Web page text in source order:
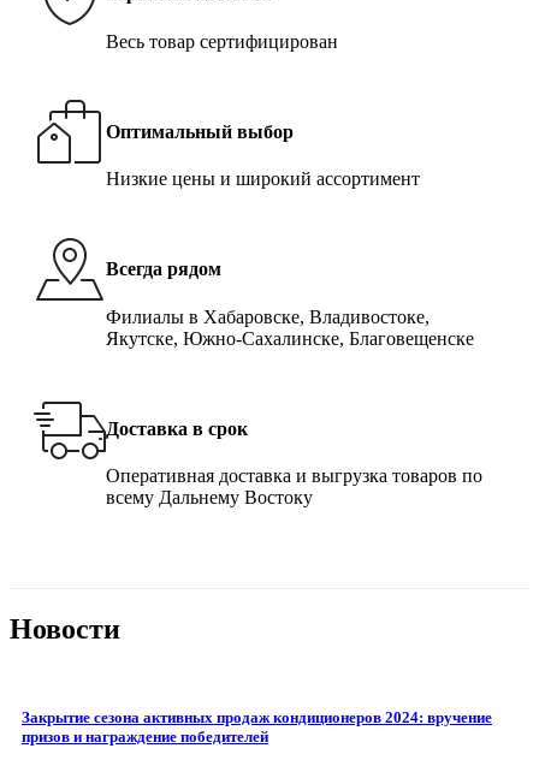
Весь товар сертифицирован
Оптимальный выбор
Низкие цены и широкий ассортимент
Всегда рядом
Филиалы в Хабаровске, Владивостоке,
Якутске, Южно-Сахалинске, Благовещенске
Доставка в срок
Оперативная доставка и выгрузка товаров по
всему Дальнему Востоку
Новости
Закрытие сезона активных продаж кондиционеров 2024: вручение
призов и награждение победителей